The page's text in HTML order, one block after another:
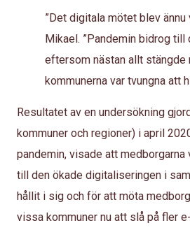
”Det digitala mötet blev ännu
Mikael. ”Pandemin bidrog
eftersom nästan allt stängde
kommunerna var tvungna att
Resultatet av en undersökning
kommuner och regioner) i april
pandemin, visade att
till den ökade digitaliseringen i
hållit i sig och för att möta
vissa kommuner nu att slå på fler